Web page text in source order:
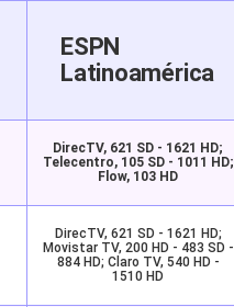
ESPN
Latinoamérica
DirecTV, 621 SD - 1621 HD;
Telecentro, 105 SD - 1011 HD;
Flow, 103 HD
DirecTV, 621 SD - 1621 HD;
Movistar TV, 200 HD - 483 SD -
884 HD; Claro TV, 540 HD -
1510 HD